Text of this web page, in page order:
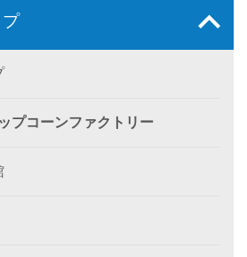
プコーンファクトリー